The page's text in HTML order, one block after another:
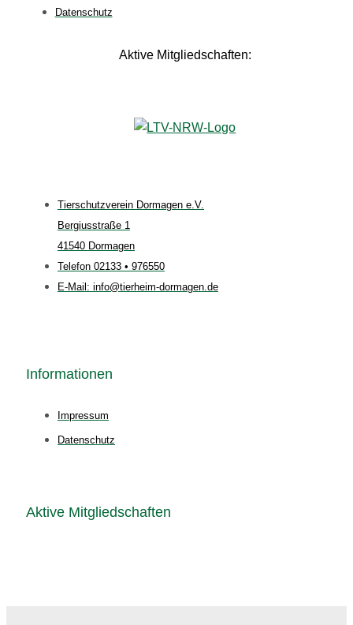
Datenschutz
Aktive Mitgliedschaften:
Tierschutzverein Dormagen e.V.
Bergiusstraße 1
41540 Dormagen
Telefon 02133 • 976550
E-Mail: info@tierheim-dormagen.de
Informationen
Impressum
Datenschutz
Aktive Mitgliedschaften